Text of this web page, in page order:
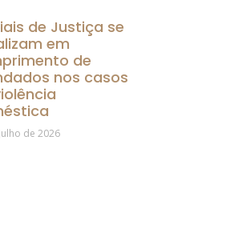
de Justiça se
em
de
nos casos
de 2026